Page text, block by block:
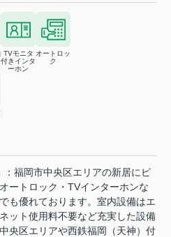
TVモニタ
付きインタ
ーホン
オートロッ
ク
：福岡市中央区エリアの新居にピ
ートロック・TVインターホンな
も優れております。室内設備はエ
ット使用料不要など充実した設備
央区エリアや西鉄福岡（天神）付